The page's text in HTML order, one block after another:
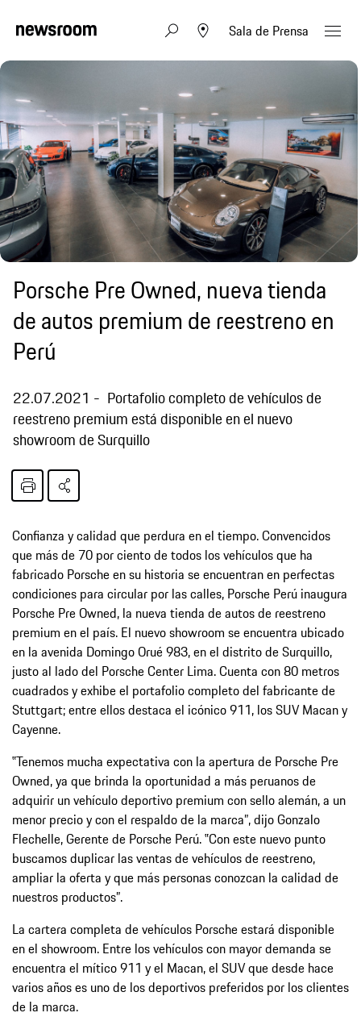
Sala de Prensa
Porsche Pre Owned, nueva tienda
de autos premium de reestreno en
Perú
22.07.2021
Portafolio completo de vehículos de
reestreno premium está disponible en el nuevo
showroom de Surquillo
Confianza y calidad que perdura en el tiempo. Convencidos
que más de 70 por ciento de todos los vehículos que ha
fabricado Porsche en su historia se encuentran en perfectas
condiciones para circular por las calles, Porsche Perú inaugura
Porsche Pre Owned, la nueva tienda de autos de reestreno
premium en el país. El nuevo showroom se encuentra ubicado
en la avenida Domingo Orué 983, en el distrito de Surquillo,
justo al lado del Porsche Center Lima. Cuenta con 80 metros
cuadrados y exhibe el portafolio completo del fabricante de
Stuttgart; entre ellos destaca el icónico 911, los SUV Macan y
Cayenne.
‟Tenemos mucha expectativa con la apertura de Porsche Pre
Owned, ya que brinda la oportunidad a más peruanos de
adquirir un vehículo deportivo premium con sello alemán, a un
menor precio y con el respaldo de la marca”, dijo Gonzalo
Flechelle, Gerente de Porsche Perú. ‟Con este nuevo punto
buscamos duplicar las ventas de vehículos de reestreno,
ampliar la oferta y que más personas conozcan la calidad de
nuestros productos”.
La cartera completa de vehículos Porsche estará disponible
en el showroom. Entre los vehículos con mayor demanda se
encuentra el mítico 911 y el Macan, el SUV que desde hace
varios años es uno de los deportivos preferidos por los clientes
de la marca.